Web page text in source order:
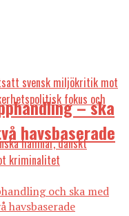
svensk miljökritik mot
fokus och
hamnar, danskt
kriminalitet
– ska
havsbaserade
och ska med